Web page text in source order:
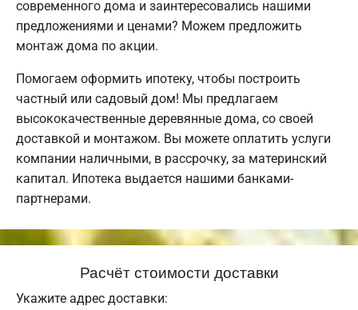
современного дома и заинтересовались нашими
предложениями и ценами? Можем предложить
монтаж дома по акции.
Помогаем оформить ипотеку, чтобы построить
частный или садовый дом! Мы предлагаем
высококачественные деревянные дома, со своей
доставкой и монтажом. Вы можете оплатить услуги
компании наличными, в рассрочку, за материнский
капитал. Ипотека выдается нашими банками-
партнерами.
Расчёт стоимости доставки
Укажите адрес доставки: